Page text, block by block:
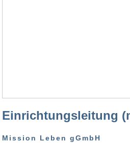
Einrichtungsleitung
Mission Leben gGmbH